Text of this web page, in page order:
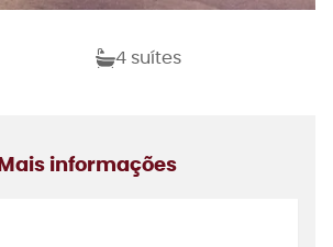
4 suítes
Mais informações